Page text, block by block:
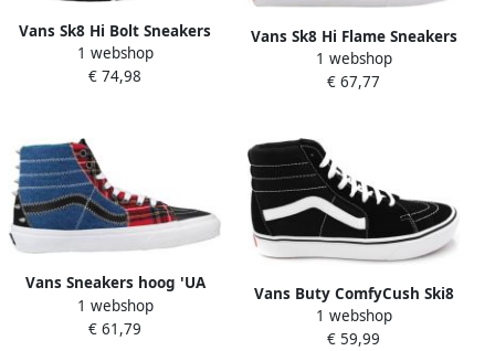
Vans Sk8 Hi Bolt Sneakers
Zwart Heren
1 webshop
€ 74,98
Vans Sk8 Hi Flame Sneakers
Zwart Heren
1 webshop
€ 67,77
Vans Sneakers hoog 'UA
SK8-Hi'
1 webshop
€ 61,79
Vans Buty ComfyCush Ski8
Hi Va3Wmbvne Zwart
1 webshop
€ 59,99